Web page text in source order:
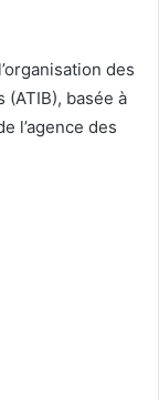
des
basée à
l’agence des